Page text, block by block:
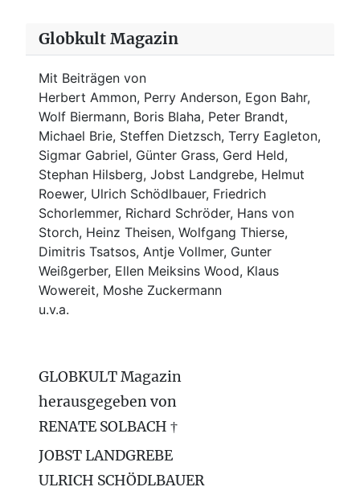
Globkult Magazin
Mit Beiträgen von
Herbert Ammon, Perry Anderson, Egon Bahr,
Wolf Biermann, Boris Blaha, Peter Brandt,
Michael Brie, Steffen Dietzsch, Terry Eagleton,
Sigmar Gabriel, Günter Grass, Gerd Held,
Stephan Hilsberg, Jobst Landgrebe, Helmut
Roewer, Ulrich Schödlbauer, Friedrich
Schorlemmer, Richard Schröder, Hans von
Storch, Heinz Theisen, Wolfgang Thierse,
Dimitris Tsatsos, Antje Vollmer, Gunter
Weißgerber, Ellen Meiksins Wood, Klaus
Wowereit, Moshe Zuckermann
u.v.a.
GLOBKULT Magazin
herausgegeben von
RENATE SOLBACH †
JOBST LANDGREBE
ULRICH SCHÖDLBAUER